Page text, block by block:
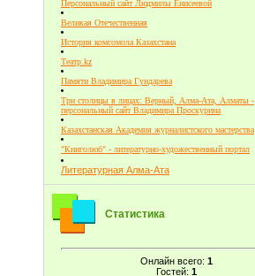
Персональный сайт Людмилы Енисеевой
Великая Отечественная
История комсомола Казахстана
Театр.kz
Памяти Владимира Гундарева
Три столицы в лицах: Верный, Алма-Ата, Алматы -
персональный сайт Владимира Проскурина
Казахстанская Академия журналистского мастерства
"Книголюб" - литературно-художественный портал
Литературная Алма-Ата
Статистика
Онлайн всего: 1
Гостей: 1